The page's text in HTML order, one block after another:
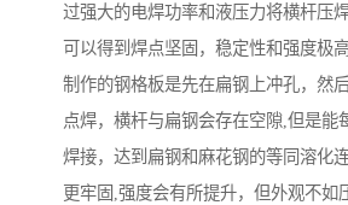
过强大的电焊功率和液压力将横杆压
可以得到焊点坚固，稳定性和强度极
制作的钢格板是先在扁钢上冲孔，然
点焊，横杆与扁钢会存在空隙,但是能
焊接，达到扁钢和麻花钢的等同溶化
更牢固,强度会有所提升，但外观不如